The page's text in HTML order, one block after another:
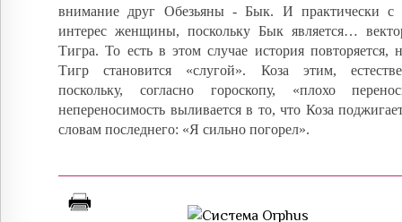
внимание друг Обезьяны - Бык. И практически с
интерес женщины, поскольку Бык является…
Тигра. То есть в этом случае история повторяется,
Тигр становится «слугой». Коза этим,
поскольку, согласно гороскопу, «плохо
непереносимость выливается в то, что Коза
словам последнего: «Я сильно погорел».